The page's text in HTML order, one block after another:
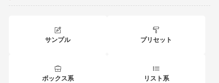
サンプル プリセット
ボックス系 リスト系